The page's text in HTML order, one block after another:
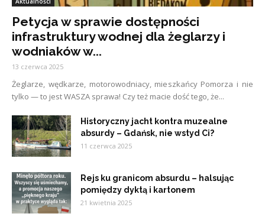
Petycja w sprawie dostępności
infrastruktury wodnej dla żeglarzy i
wodniaków w...
13 czerwca 2025
Żeglarze, wędkarze, motorowodniacy, mieszkańcy Pomorza i nie
tylko — to jest WASZA sprawa! Czy też macie dość tego, że...
Historyczny jacht kontra muzealne
absurdy – Gdańsk, nie wstyd Ci?
11 czerwca 2025
Rejs ku granicom absurdu – halsując
pomiędzy dyktą i kartonem
21 kwietnia 2025